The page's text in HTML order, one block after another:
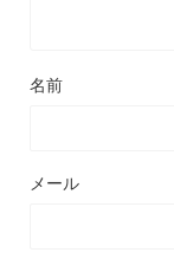
名前
メール